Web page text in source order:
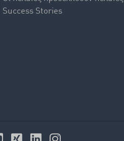
Success Stories